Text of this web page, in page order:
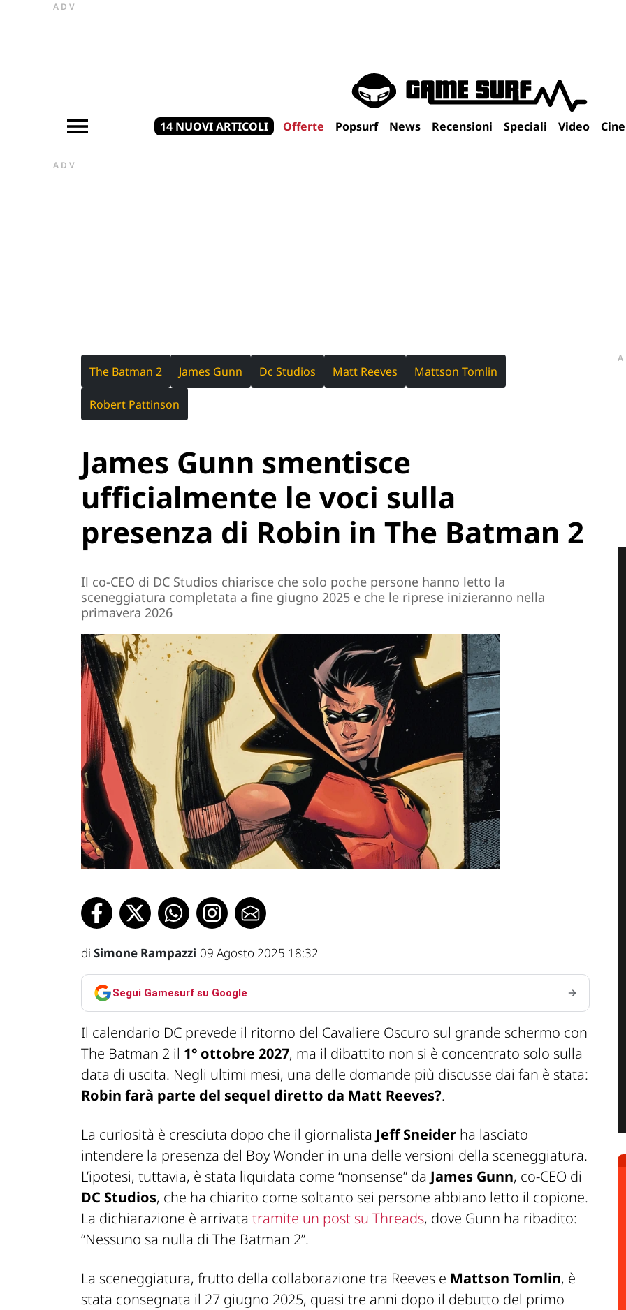
ADV
14 NUOVI ARTICOLI Offerte Popsurf News Recensioni Speciali Video
ADV
The Batman 2 James Gunn Dc Studios Matt Reeves Mattson Tomlin
Robert Pattinson
James Gunn smentisce
ufficialmente le voci sulla
presenza di Robin in The Batman 2
Il co-CEO di DC Studios chiarisce che solo poche persone hanno letto la
sceneggiatura completata a fine giugno 2025 e che le riprese inizieranno nella
primavera 2026
di Simone Rampazzi 09 Agosto 2025 18:32
Segui Gamesurf su Google
Il calendario DC prevede il ritorno del Cavaliere Oscuro sul grande schermo con
The Batman 2 il 1° ottobre 2027, ma il dibattito non si è concentrato solo sulla
data di uscita. Negli ultimi mesi, una delle domande più discusse dai fan è stata:
Robin farà parte del sequel diretto da Matt Reeves?.
La curiosità è cresciuta dopo che il giornalista Jeff Sneider ha lasciato
intendere la presenza del Boy Wonder in una delle versioni della sceneggiatura.
L’ipotesi, tuttavia, è stata liquidata come “nonsense” da James Gunn, co-CEO di
DC Studios, che ha chiarito come soltanto sei persone abbiano letto il copione.
La dichiarazione è arrivata tramite un post su Threads, dove Gunn ha ribadito:
“Nessuno sa nulla di The Batman 2”.
La sceneggiatura, frutto della collaborazione tra Reeves e Mattson Tomlin, è
stata consegnata il 27 giugno 2025, quasi tre anni dopo il debutto del primo